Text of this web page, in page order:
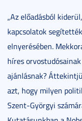
„Az előadásból
kapcsolatok
elnyerésében.
híres
ajánlásnak?
azt, hogy milyen
Szent-Györgyi